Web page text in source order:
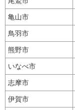
亀山市
鳥羽市
熊野市
いなべ市
志摩市
伊賀市